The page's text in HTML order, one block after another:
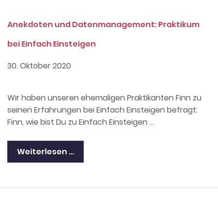
Anekdoten und Datenmanagement: Praktikum
bei Einfach Einsteigen
30. Oktober 2020
Wir haben unseren ehemaligen Praktikanten Finn zu
seinen Erfahrungen bei Einfach Einsteigen befragt:
Finn, wie bist Du zu Einfach Einsteigen …
Weiterlesen …